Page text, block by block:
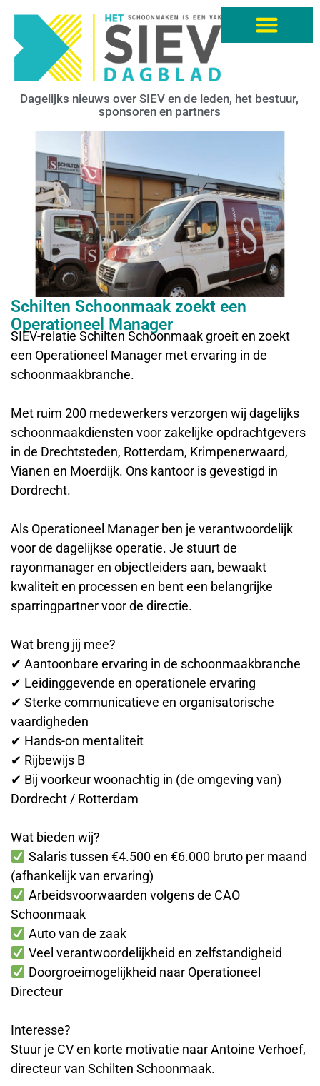
Dagelijks nieuws over SIEV en de leden, het bestuur,
sponsoren en partners
Schilten Schoonmaak zoekt een
Operationeel Manager
SIEV-relatie Schilten Schoonmaak groeit en zoekt
een Operationeel Manager met ervaring in de
schoonmaakbranche.
Met ruim 200 medewerkers verzorgen wij dagelijks
schoonmaakdiensten voor zakelijke opdrachtgevers
in de Drechtsteden, Rotterdam, Krimpenerwaard,
Vianen en Moerdijk. Ons kantoor is gevestigd in
Dordrecht.
Als Operationeel Manager ben je verantwoordelijk
voor de dagelijkse operatie. Je stuurt de
rayonmanager en objectleiders aan, bewaakt
kwaliteit en processen en bent een belangrijke
sparringpartner voor de directie.
Wat breng jij mee?
✔ Aantoonbare ervaring in de schoonmaakbranche
✔ Leidinggevende en operationele ervaring
✔ Sterke communicatieve en organisatorische
vaardigheden
✔ Hands-on mentaliteit
✔ Rijbewijs B
✔ Bij voorkeur woonachtig in (de omgeving van)
Dordrecht / Rotterdam
Wat bieden wij?
Salaris tussen €4.500 en €6.000 bruto per maand
(afhankelijk van ervaring)
Arbeidsvoorwaarden volgens de CAO
Schoonmaak
Auto van de zaak
Veel verantwoordelijkheid en zelfstandigheid
Doorgroeimogelijkheid naar Operationeel
Directeur
Interesse?
Stuur je CV en korte motivatie naar Antoine Verhoef,
directeur van Schilten Schoonmaak.